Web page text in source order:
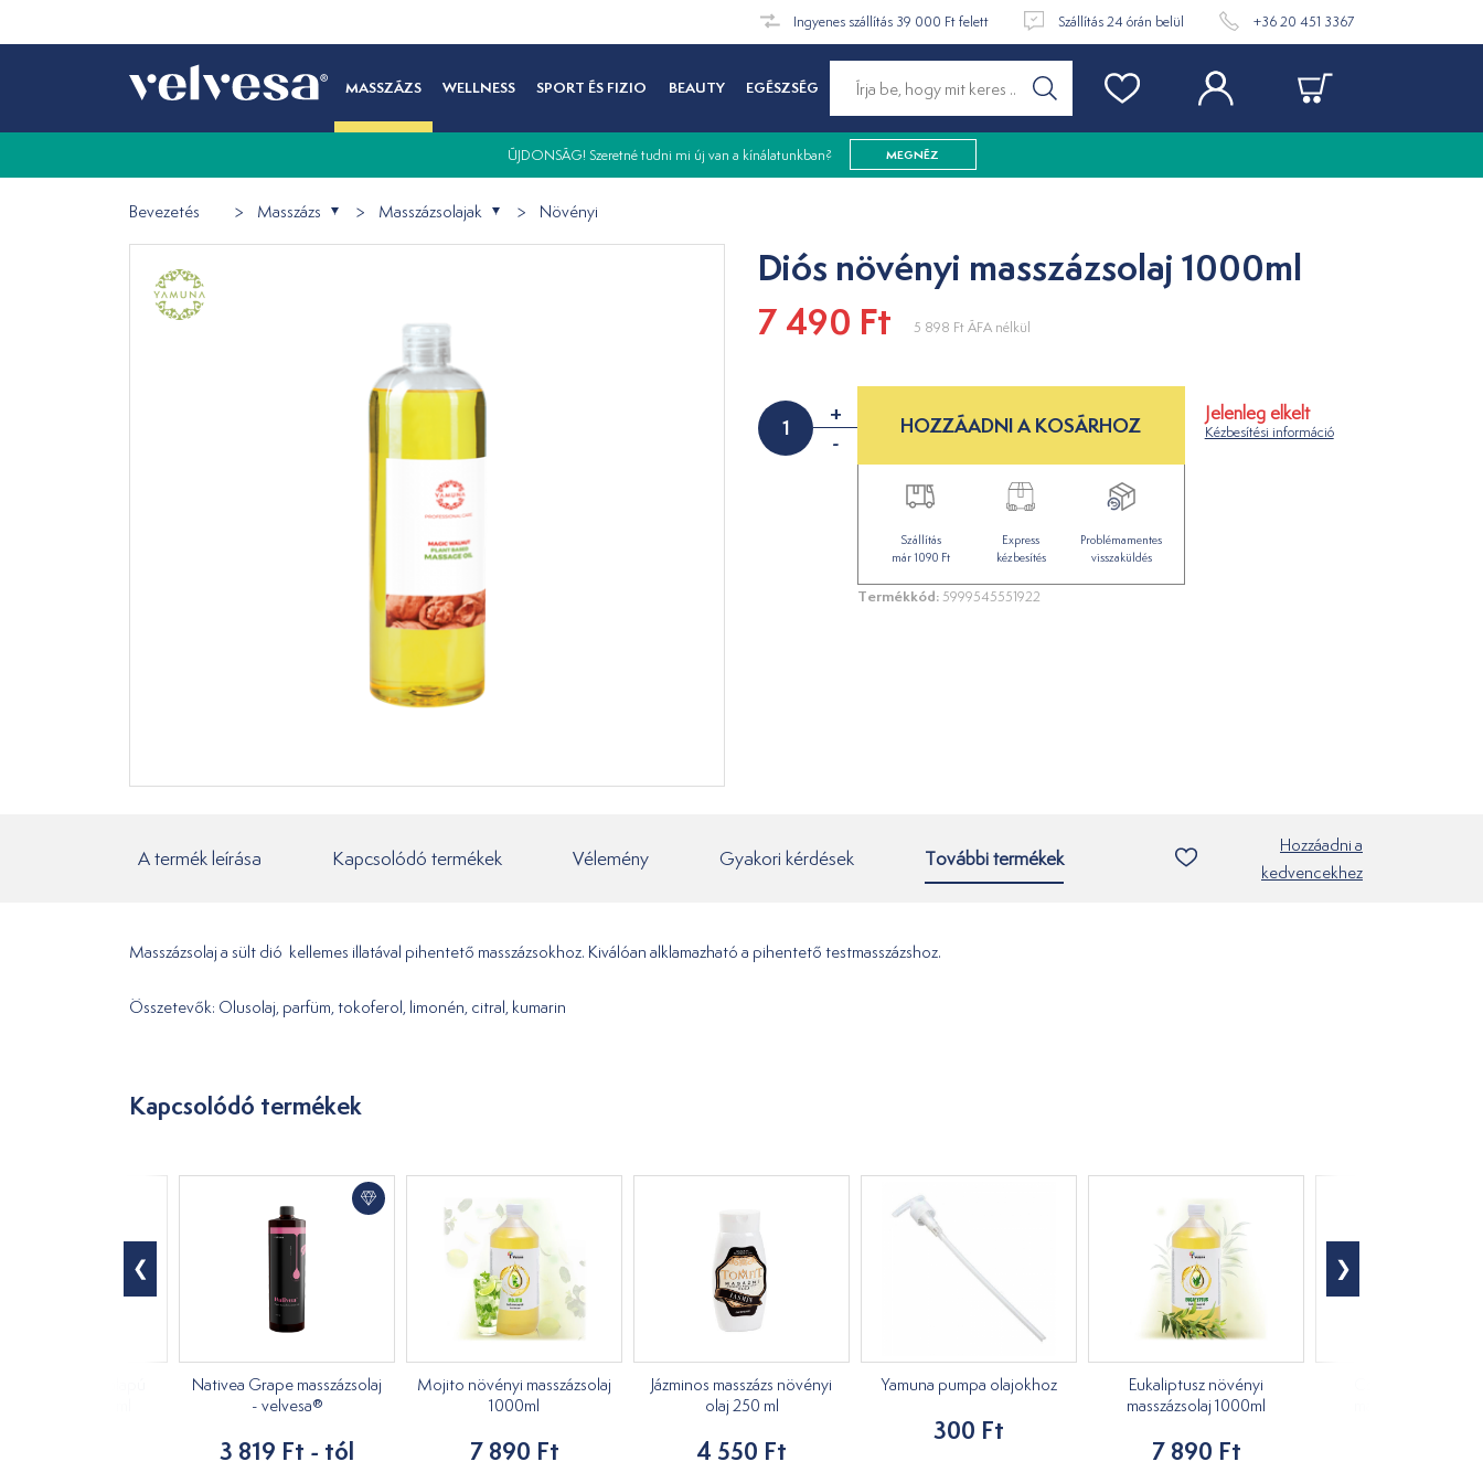
Ingyenes szállítás 39 000 Ft felett Szállítás 24 órán belül +36 20 451 3367
MASSZÁZS WELLNESS SPORT ÉS FIZIO BEAUTY EGÉSZSÉG
ÚJDONSÁG! Szeretné tudni mi új van a kínálatunkban? MEGNÉZ
Bevezetés Masszázs Masszázsolajak Növényi
Diós növényi masszázsolaj 1000ml
7 490 Ft
5 898 FtÁFA nélkül
+
-
Jelenleg elkelt
Kézbesítési információ
HOZZÁADNI A KOSÁRHOZ
Szállítás
már 1090 Ft
Express
kézbesítés
Problémamentes
visszaküldés
Termékkód: 5999545551922
A termék leírása Kapcsolódó termékek Vélemény Gyakori kérdések További termékek
Hozzáadni a
kedvencekhez
Masszázsolaj a sült dió kellemes illatával pihentető masszázsokhoz. Kiválóan alklamazható a pihentető testmasszázshoz.
Összetevők: Olusolaj, parfüm, tokoferol, limonén, citral, kumarin
Kapcsolódó termékek
Nativea Grape masszázsolaj
- velvesa®
3 819 Ft - tól
Mojito növényi masszázsolaj
1000ml
7 890 Ft
Jázminos masszázs növényi
olaj 250 ml
4 550 Ft
Yamuna pumpa olajokhoz
300 Ft
Eukaliptusz növényi
masszázsolaj 1000ml
7 890 Ft